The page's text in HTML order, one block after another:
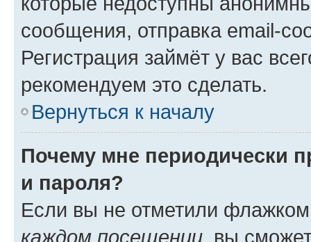
сообщения, отправка email-
Регистрация займёт у вас
рекомендуем это сделать.
Вернуться к началу
Почему мне периодически
и пароля?
Если вы не отметили
каждом посещении, вы